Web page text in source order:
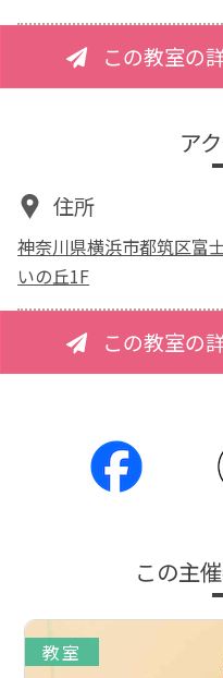
この教室の
ア
住所
神奈川県横浜市都筑区富
いの丘1F
この教室の
この主
教室